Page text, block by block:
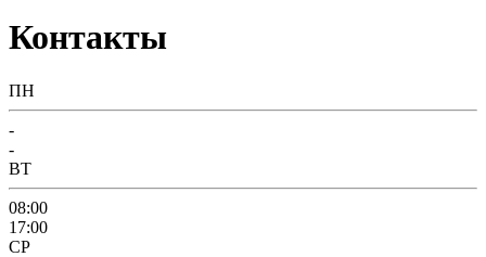
Контакты
ПН
-
-
ВТ
08:00
17:00
СР